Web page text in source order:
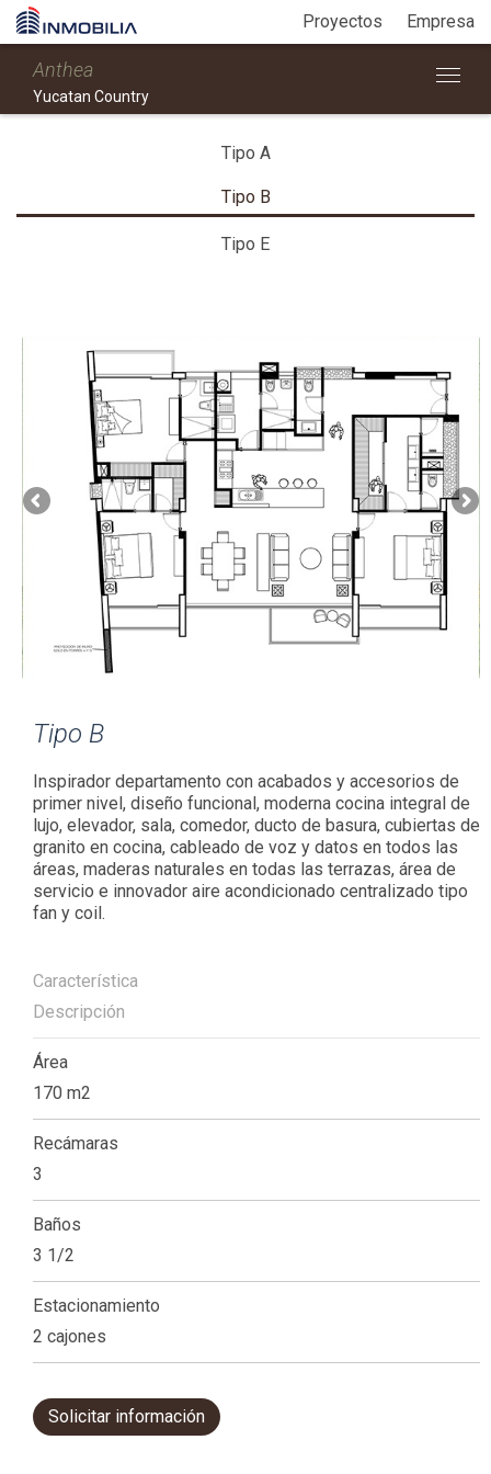
Empresa
Proyectos
Anthea
Yucatan Country
Tipo A
Tipo B
Tipo E
Tipo B
Inspirador departamento con acabados y accesorios de
primer nivel, diseño funcional, moderna cocina integral de
lujo, elevador, sala, comedor, ducto de basura, cubiertas de
granito en cocina, cableado de voz y datos en todos las
áreas, maderas naturales en todas las terrazas, área de
servicio e innovador aire acondicionado centralizado tipo
fan y coil.
Característica
Descripción
Área
170 m2
Recámaras
3
Baños
3 1/2
Estacionamiento
2 cajones
Solicitar información